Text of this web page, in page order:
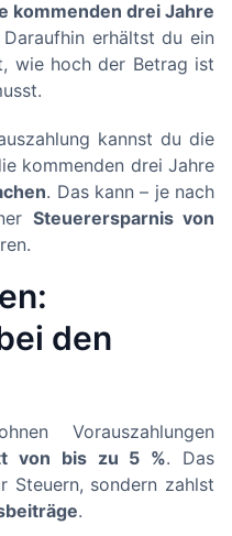
kommenden drei Jahre
erhältst du ein
wie hoch der Betrag ist
kannst du die
kommenden drei Jahre
. Das kann – je nach
Steuerersparnis von
den
Vorauszahlungen
von bis zu 5 %. Das
Steuern, sondern zahlst
.